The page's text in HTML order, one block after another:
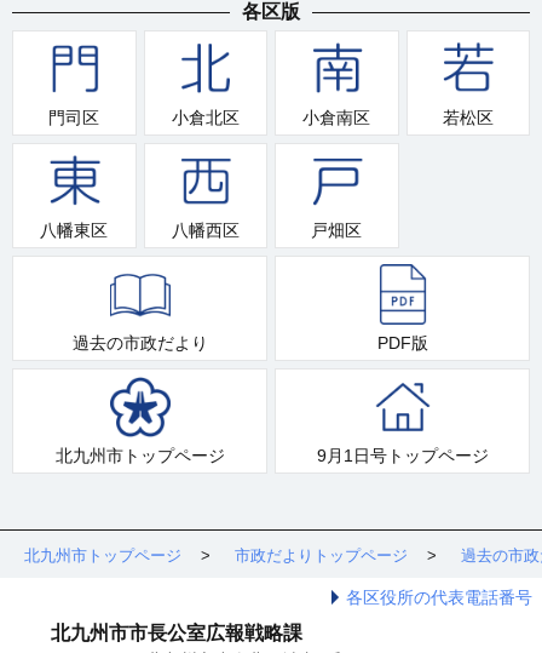
各区版
門司区 小倉北区 小倉南区 若松区
八幡東区 八幡西区 戸畑区
過去の市政だより PDF版
北九州市トップページ 9月1日号トップページ
北九州市トップページ 市政だよりトップページ 過去の市
各区役所の代表電話番号
北九州市市長公室広報戦略課